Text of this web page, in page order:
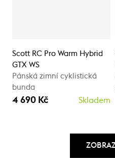
Scott RC Pro Warm Hybrid
GTX WS
Pánská zimní cyklistická
bunda
4 690 Kč Skladem